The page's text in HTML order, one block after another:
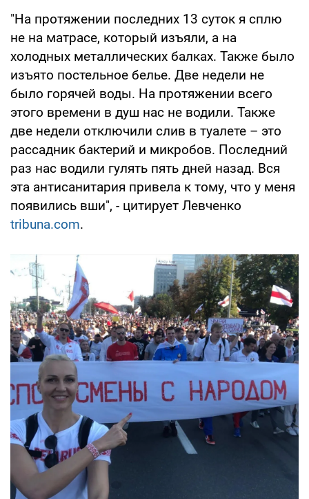
"На протяжении последних 13 суток я сплю
не на матрасе, который изъяли, а на
холодных металлических балках. Также было
изъято постельное белье. Две недели не
было горячей воды. На протяжении всего
этого времени в душ нас не водили. Также
две недели отключили слив в туалете – это
рассадник бактерий и микробов. Последний
раз нас водили гулять пять дней назад. Вся
эта антисанитария привела к тому, что у меня
появились вши", - цитирует Левченко
tribuna.com.